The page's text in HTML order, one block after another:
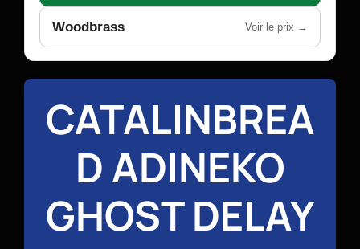
Woodbrass Voir le prix →
CATALINBREA
D ADINEKO
GHOST DELAY